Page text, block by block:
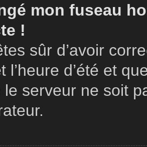
mon fuseau
!
sûr d’avoir
l’heure d’été et
le serveur ne soit